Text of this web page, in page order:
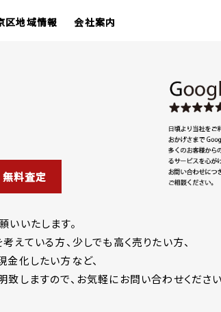
区地域情報 会社案内
無料査定
いたします。
えている方、少しでも高く売りたい方、
化したい方など、
しますので、お気軽にお問い合わせくださ